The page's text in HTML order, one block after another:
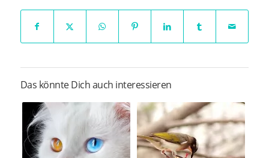
Das könnte Dich auch interessieren